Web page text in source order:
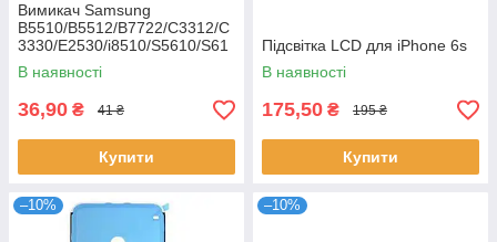
Вимикач Samsung
B5510/B5512/B7722/C3312/C
3330/E2530/i8510/S5610/S61
02
В наявності
36,90 ₴ 41 ₴
Купити
Підсвітка LCD для iPhone 6s
В наявності
175,50 ₴ 195 ₴
Купити
–10% –10%